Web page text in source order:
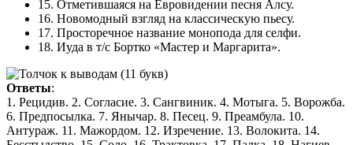
15. Отметившаяся на Евровидении песня Алсу.
16. Новомодный взгляд на классическую пьесу.
17. Просторечное название монопода для селфи.
18. Иуда в т/с Бортко «Мастер и Маргарита».
Ответы:
1. Рецидив. 2. Согласие. 3. Сангвиник. 4. Мотыга. 5. Ворожба.
6. Предпосылка. 7. Янычар. 8. Песец. 9. Преамбула. 10.
Антураж. 11. Мажордом. 12. Изречение. 13. Волокита. 14.